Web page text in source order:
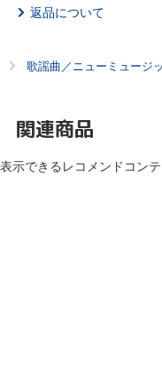
返品について
歌謡曲／ニューミュージ
関連商品
表示できるレコメンドコン